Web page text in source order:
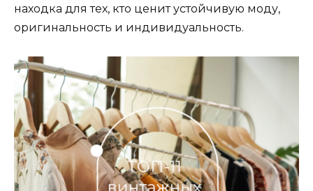
находка для тех, кто ценит устойчивую моду,
оригинальность и индивидуальность.